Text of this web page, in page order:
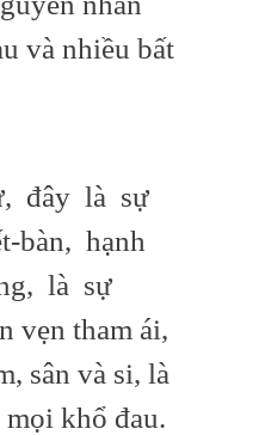
và nhiều bất
đây là sự
bàn, hạnh
là sự
vẹn tham ái,
sân và si, là
mọi khổ đau.